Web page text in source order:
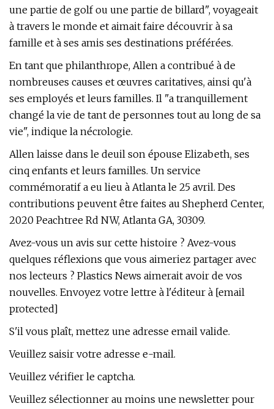
une partie de golf ou une partie de billard", voyageait
à travers le monde et aimait faire découvrir à sa
famille et à ses amis ses destinations préférées.
En tant que philanthrope, Allen a contribué à de
nombreuses causes et œuvres caritatives, ainsi qu'à
ses employés et leurs familles. Il "a tranquillement
changé la vie de tant de personnes tout au long de sa
vie", indique la nécrologie.
Allen laisse dans le deuil son épouse Elizabeth, ses
cinq enfants et leurs familles. Un service
commémoratif a eu lieu à Atlanta le 25 avril. Des
contributions peuvent être faites au Shepherd Center,
2020 Peachtree Rd NW, Atlanta GA, 30309.
Avez-vous un avis sur cette histoire ? Avez-vous
quelques réflexions que vous aimeriez partager avec
nos lecteurs ? Plastics News aimerait avoir de vos
nouvelles. Envoyez votre lettre à l'éditeur à [email
protected]
S'il vous plaît, mettez une adresse email valide.
Veuillez saisir votre adresse e-mail.
Veuillez vérifier le captcha.
Veuillez sélectionner au moins une newsletter pour